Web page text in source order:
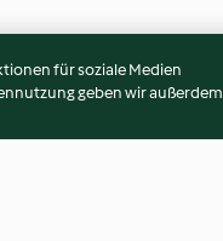
für soziale Medien
geben wir außerdem